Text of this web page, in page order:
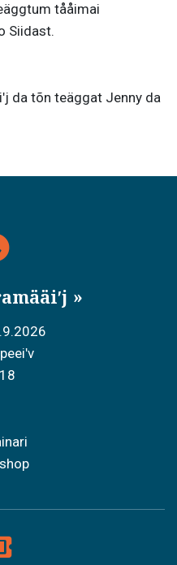
tååimai
Siidast.
da tõn teäggat Jenny da